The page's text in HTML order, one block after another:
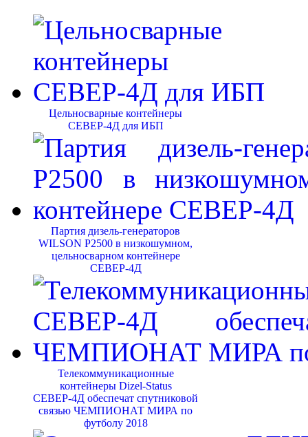
Цельносварные контейнеры
СЕВЕР-4Д для ИБП
Партия дизель-генераторов
WILSON P2500 в низкошумном,
цельносварном контейнере
СЕВЕР-4Д
Телекоммуникационные
контейнеры Dizel-Status
СЕВЕР-4Д обеспечат спутниковой
связью ЧЕМПИОНАТ МИРА по
футболу 2018